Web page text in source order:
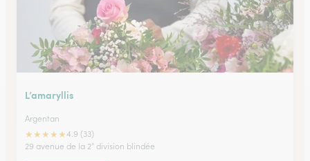
L’amaryllis
Argentan
★★★★★4.9 (33)
29 avenue de la 2° division blindée